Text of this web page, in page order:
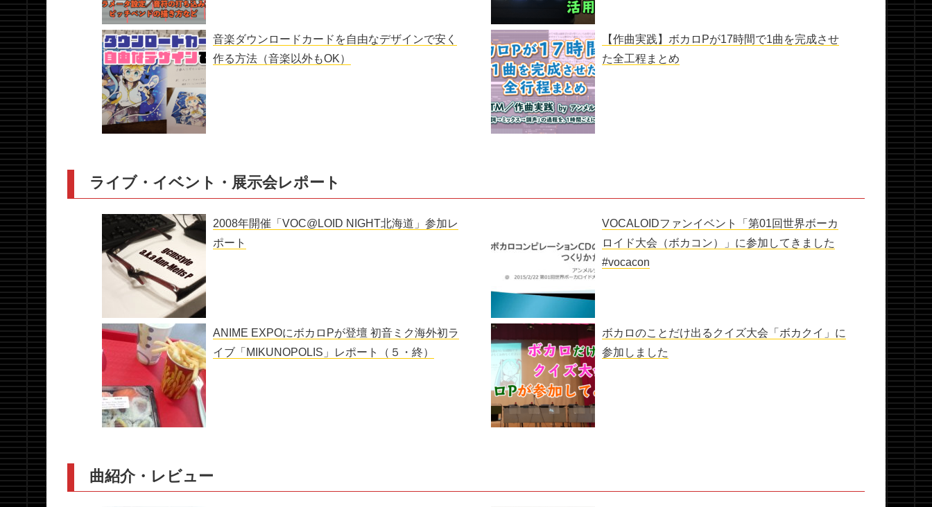
音楽ダウンロードカードを自由なデザインで安く
作る方法（音楽以外もOK）
【作曲実践】ボカロPが17時間で1曲を完成させ
た全工程まとめ
ライブ・イベント・展示会レポート
2008年開催「VOC@LOID NIGHT北海道」参加レ
ポート
VOCALOIDファンイベント「第01回世界ボーカ
ロイド大会（ボカコン）」に参加してきました
#vocacon
ANIME EXPOにボカロPが登壇 初音ミク海外初ラ
イブ「MIKUNOPOLIS」レポート（５・終）
ボカロのことだけ出るクイズ大会「ボカクイ」に
参加しました
曲紹介・レビュー